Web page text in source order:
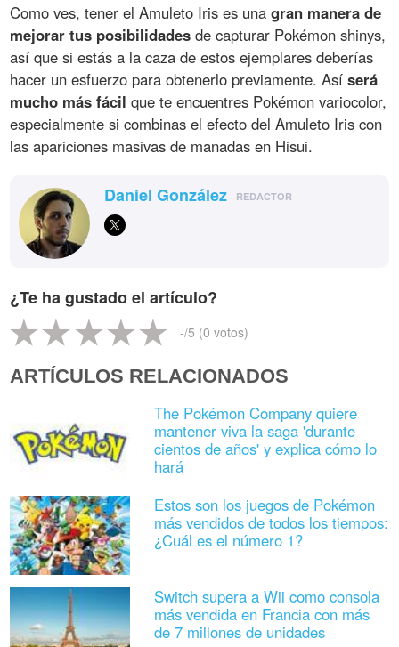
Como ves, tener el Amuleto Iris es unagran manera de
mejorar tus posibilidades de capturar Pokémon shinys,
así que si estás a la caza de estos ejemplares deberías
hacer un esfuerzo para obtenerlo previamente. Asíserá
mucho más fácil que te encuentres Pokémon variocolor,
especialmente si combinas el efecto del Amuleto Iris con
las apariciones masivas de manadas en Hisui.
Daniel González REDACTOR
¿Te ha gustado el artículo?
-/5 (0 votos)
ARTÍCULOS RELACIONADOS
The Pokémon Company quiere
mantener viva la saga 'durante
cientos de años' y explica cómo lo
hará
Estos son los juegos de Pokémon
más vendidos de todos los tiempos:
¿Cuál es el número 1?
Switch supera a Wii como consola
más vendida en Francia con más
de 7 millones de unidades